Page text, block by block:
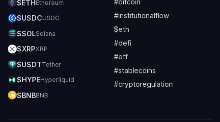
$ETHEthereum
$USDCUSDC
$SOLSolana
$XRPXRP
$USDTTether
$HYPEHyperliquid
$BNBBNB
#bitcoin
#institutionalflow
$eth
#defi
#etf
#stablecoins
#cryptoregulation